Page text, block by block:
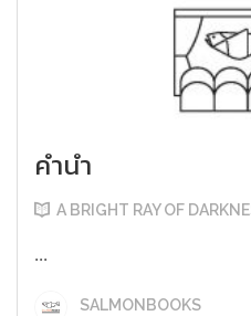
คำนำ
A BRIGHT RAY OF
...
SALMONBOOKS